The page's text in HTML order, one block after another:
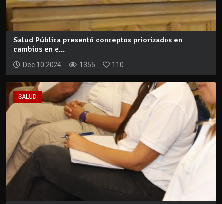
Salud Pública presentó conceptos priorizados en
cambios en e...
Dec 10 2024 1355 110
SALUD